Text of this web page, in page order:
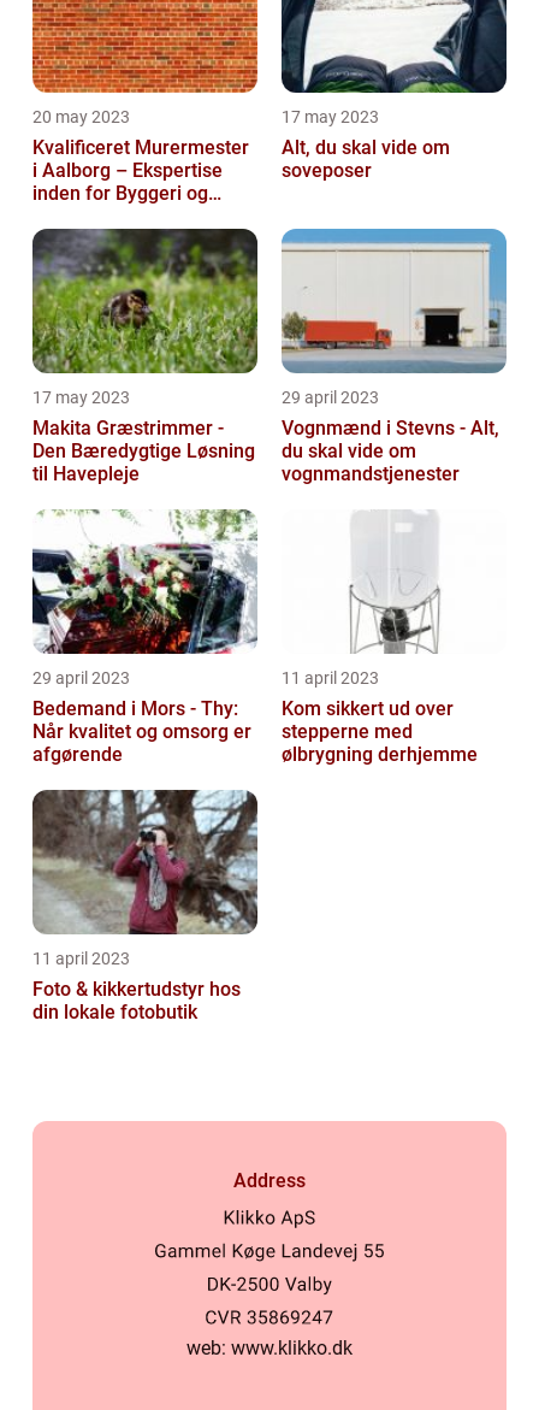
20 may 2023
Kvalificeret Murermester
i Aalborg – Ekspertise
inden for Byggeri og
17 may 2023
Alt, du skal vide om
soveposer
17 may 2023
Makita Græstrimmer -
Den Bæredygtige Løsning
til Havepleje
29 april 2023
Vognmænd i Stevns - Alt,
du skal vide om
vognmandstjenester
29 april 2023
Bedemand i Mors - Thy:
Når kvalitet og omsorg er
afgørende
11 april 2023
Kom sikkert ud over
stepperne med
ølbrygning derhjemme
11 april 2023
Foto & kikkertudstyr hos
din lokale fotobutik
Address
web: www.klikko.dk